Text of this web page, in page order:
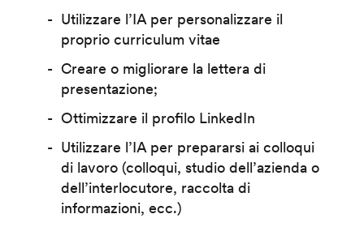
Utilizzare l’IA per personalizzare il
proprio curriculum vitae
Creare o migliorare la lettera di
presentazione;
Ottimizzare il profilo LinkedIn
Utilizzare l’IA per prepararsi ai colloqui
di lavoro (colloqui, studio dell’azienda o
dell’interlocutore, raccolta di
informazioni, ecc.)